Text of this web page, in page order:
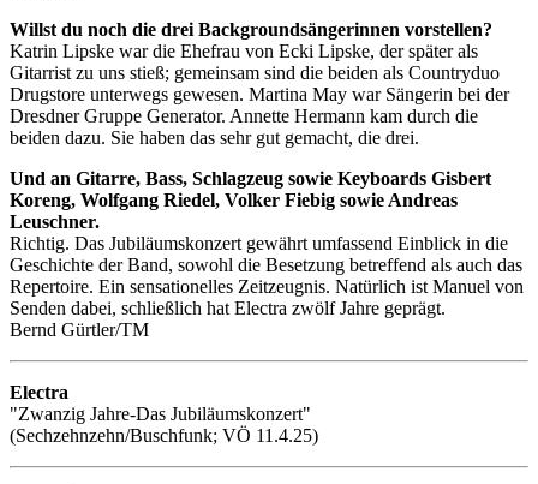
Willst du noch die drei Backgroundsängerinnen vorstellen?
Katrin Lipske war die Ehefrau von Ecki Lipske, der später als
Gitarrist zu uns stieß; gemeinsam sind die beiden als Countryduo
Drugstore unterwegs gewesen. Martina May war Sängerin bei der
Dresdner Gruppe Generator. Annette Hermann kam durch die
beiden dazu. Sie haben das sehr gut gemacht, die drei.
Und an Gitarre, Bass, Schlagzeug sowie Keyboards Gisbert
Koreng, Wolfgang Riedel, Volker Fiebig sowie Andreas
Leuschner.
Richtig. Das Jubiläumskonzert gewährt umfassend Einblick in die
Geschichte der Band, sowohl die Besetzung betreffend als auch das
Repertoire. Ein sensationelles Zeitzeugnis. Natürlich ist Manuel von
Senden dabei, schließlich hat Electra zwölf Jahre geprägt.
Bernd Gürtler/TM
Electra
"Zwanzig Jahre-Das Jubiläumskonzert"
(Sechzehnzehn/Buschfunk; VÖ 11.4.25)